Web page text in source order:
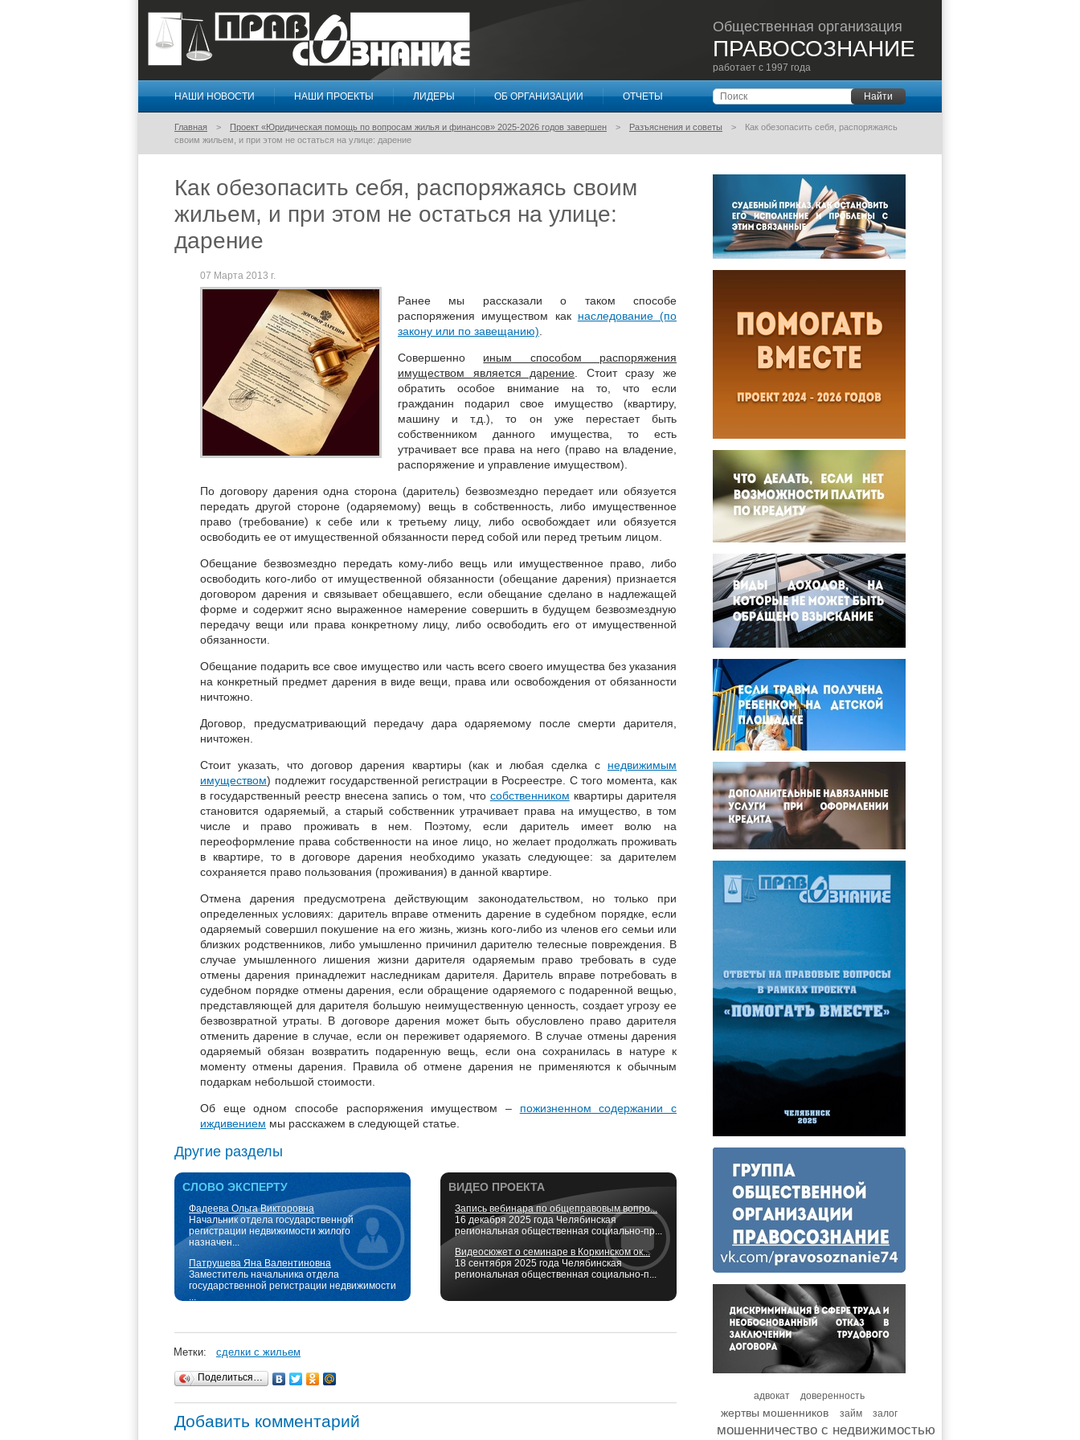
Правосознание
Общественная организация
ПРАВОСОЗНАНИЕ
работает с 1997 года
НАШИ НОВОСТИ НАШИ ПРОЕКТЫ ЛИДЕРЫ ОБ ОРГАНИЗАЦИИ ОТЧЕТЫ Поиск Найти
Главная Проект «Юридическая помощь по вопросам жилья и финансов» 2025-2026 годов завершен Разъяснения и советы
Как обезопасить себя, распоряжаясь
своим жильем, и при этом не остаться на улице: дарение
Как обезопасить себя, распоряжаясь своим
жильем, и при этом не остаться на улице:
дарение
07 Марта 2013 г.
Ранее мы рассказали о таком способе
распоряжения имуществом как наследование (по
закону или по завещанию)
Совершенно иным способом распоряжения
имуществом является дарение . Стоит сразу же
обратить особое внимание на то, что если
гражданин подарил свое имущество (квартиру,
машину и т.д.), то он уже перестает быть
собственником данного имущества, то есть
утрачивает все права на него (право на владение,
распоряжение и управление имуществом).
По договору дарения одна сторона (даритель) безвозмездно передает или обязуется
передать другой стороне (одаряемому) вещь в собственность, либо имущественное
право (требование) к себе или к третьему лицу, либо освобождает или обязуется
освободить ее от имущественной обязанности перед собой или перед третьим лицом.
Обещание безвозмездно передать кому-либо вещь или имущественное право, либо
освободить кого-либо от имущественной обязанности (обещание дарения) признается
договором дарения и связывает обещавшего, если обещание сделано в надлежащей
форме и содержит ясно выраженное намерение совершить в будущем безвозмездную
передачу вещи или права конкретному лицу, либо освободить его от имущественной
обязанности.
Обещание подарить все свое имущество или часть всего своего имущества без указания
на конкретный предмет дарения в виде вещи, права или освобождения от обязанности
ничтожно.
Договор, предусматривающий передачу дара одаряемому после смерти дарителя,
ничтожен.
Стоит указать, что договор дарения квартиры (как и любая сделка с недвижимым
имуществом) подлежит государственной регистрации в Росреестре. С того момента, как
в государственный реестр внесена запись о том, что собственником квартиры дарителя
становится одаряемый, а старый собственник утрачивает права на имущество, в том
числе и право проживать в нем. Поэтому, если даритель имеет волю на
переоформление права собственности на иное лицо, но желает продолжать проживать
в квартире, то в договоре дарения необходимо указать следующее: за дарителем
сохраняется право пользования (проживания) в данной квартире.
Отмена дарения предусмотрена действующим законодательством, но только при
определенных условиях: даритель вправе отменить дарение в судебном порядке, если
одаряемый совершил покушение на его жизнь, жизнь кого-либо из членов его семьи или
близких родственников, либо умышленно причинил дарителю телесные повреждения. В
случае умышленного лишения жизни дарителя одаряемым право требовать в суде
отмены дарения принадлежит наследникам дарителя. Даритель вправе потребовать в
судебном порядке отмены дарения, если обращение одаряемого с подаренной вещью,
представляющей для дарителя большую неимущественную ценность, создает угрозу ее
безвозвратной утраты. В договоре дарения может быть обусловлено право дарителя
отменить дарение в случае, если он переживет одаряемого. В случае отмены дарения
одаряемый обязан возвратить подаренную вещь, если она сохранилась в натуре к
моменту отмены дарения. Правила об отмене дарения не применяются к обычным
подаркам небольшой стоимости.
Об еще одном способе распоряжения имуществом – пожизненном содержании с
иждивением мы расскажем в следующей статье.
Другие разделы
СЛОВО ЭКСПЕРТУ
Фадеева Ольга Викторовна
Начальник отдела государственной
регистрации недвижимости жилого
назначен...
Патрушева Яна Валентиновна
Заместитель начальника отдела
государственной регистрации недвижимости
ВИДЕО ПРОЕКТА
Запись вебинара по общеправовым вопро...
16 декабря 2025 года Челябинская
региональная общественная социально-пр...
Видеосюжет о семинаре в Коркинском ок...
18 сентября 2025 года Челябинская
региональная общественная социально-п...
Метки: сделки с жильем
Поделиться…
Добавить комментарий
адвокат доверенность
жертвы мошенников займ залог
мошенничество с недвижимостью